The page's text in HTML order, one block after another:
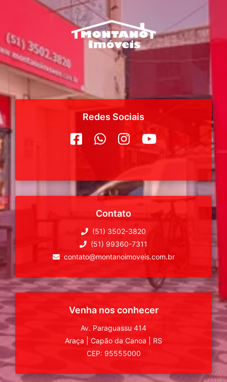
Redes Sociais
Contato
(51) 3502-3820
(51) 99360-7311
contato@montanoimoveis.com.br
Venha nos conhecer
Av. Paraguassu 414
Araça
Capão da Canoa
RS
CEP: 95555000